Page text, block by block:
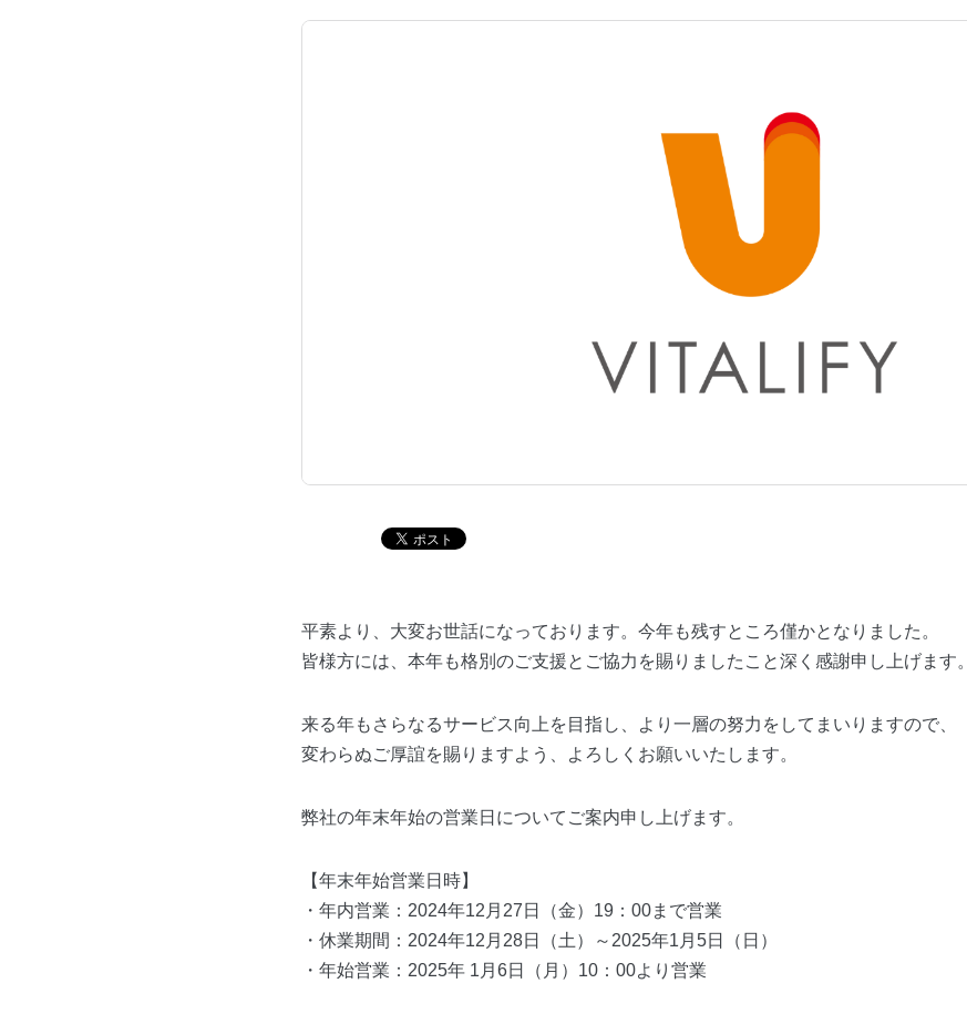
平素より、大変お世話になっております。今年も残すところ僅かとなりました。
皆様方には、本年も格別のご支援とご協力を賜りましたこと深く感謝申し上げます。
来る年もさらなるサービス向上を目指し、より一層の努力をしてまいりますので、
変わらぬご厚誼を賜りますよう、よろしくお願いいたします。
弊社の年末年始の営業日についてご案内申し上げます。
【年末年始営業日時】
・年内営業：2024年12月27日（金）19：00まで営業
・休業期間：2024年12月28日（土）～2025年1月5日（日）
・年始営業：2025年 1月6日（月）10：00より営業